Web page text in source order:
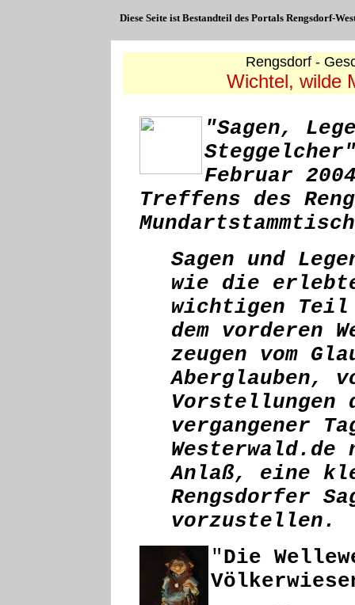
Diese Seite ist Bestandteil des Portals Rengsdorf-
Rengsdorf -
Wichtel, wilde
"Sagen,
Februar
Treffens des
Sagen und
wie die
wichtigen Teil
dem vorderen
zeugen vom
Aberglauben,
Vorstellungen
vergangener
Westerwald.de
Anlaß, eine
Rengsdorfer
vorzustellen.
"Die